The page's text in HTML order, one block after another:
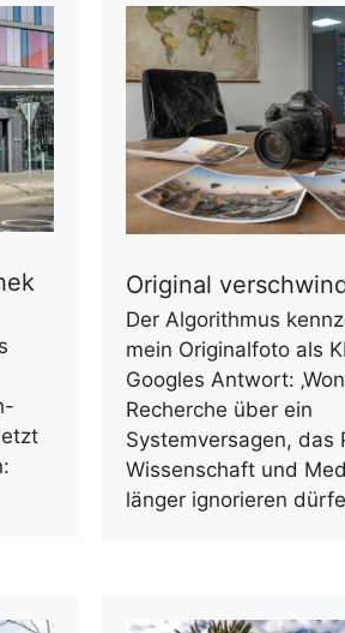
Original
Der Algorithmus
mein Originalfoto als
Googles Antwort:
Recherche über ein
Systemversagen, das
Wissenschaft und
länger ignorieren